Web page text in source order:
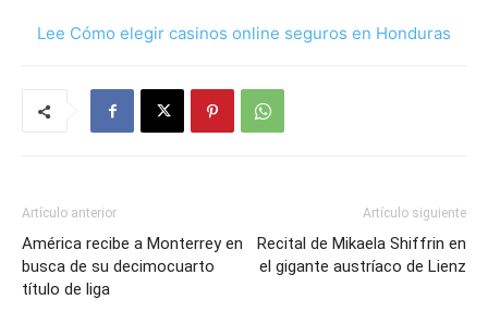
Lee Cómo elegir casinos online seguros en Honduras
Artículo anterior
América recibe a Monterrey en
busca de su decimocuarto
título de liga
Artículo siguiente
Recital de Mikaela Shiffrin en
el gigante austríaco de Lienz